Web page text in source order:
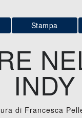
Stampa
INDY
di Francesca